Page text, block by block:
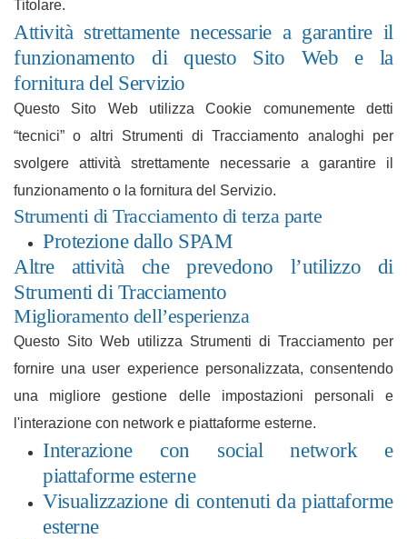
Titolare.
Attività strettamente necessarie a garantire il
funzionamento di questo Sito Web e la
fornitura del Servizio
Questo Sito Web utilizza Cookie comunemente detti
“tecnici” o altri Strumenti di Tracciamento analoghi per
svolgere attività strettamente necessarie a garantire il
funzionamento o la fornitura del Servizio.
Strumenti di Tracciamento di terza parte
Protezione dallo SPAM
Altre attività che prevedono l’utilizzo di
Strumenti di Tracciamento
Miglioramento dell’esperienza
Questo Sito Web utilizza Strumenti di Tracciamento per
fornire una user experience personalizzata, consentendo
una migliore gestione delle impostazioni personali e
l'interazione con network e piattaforme esterne.
Interazione con social network e
piattaforme esterne
Visualizzazione di contenuti da piattaforme
esterne